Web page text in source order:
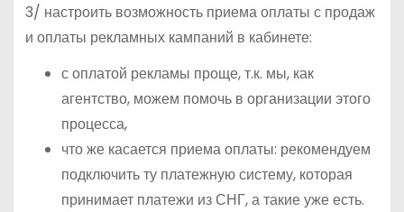
3/ настроить возможность приема оплаты с продаж
и оплаты рекламных кампаний в кабинете:
с оплатой рекламы проще, т.к. мы, как
агентство, можем помочь в организации этого
процесса,
что же касается приема оплаты: рекомендуем
подключить ту платежную систему, которая
принимает платежи из СНГ, а такие уже есть.